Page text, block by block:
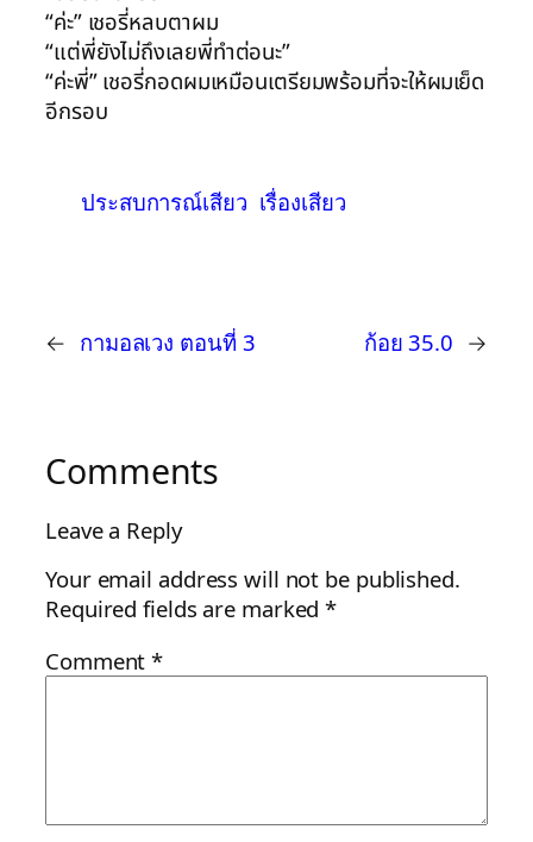
“ค่ะ” เชอรี่หลบตาผม
“แต่พี่ยังไม่ถึงเลยพี่ทำต่อนะ”
“ค่ะพี่” เชอรี่กอดผมเหมือนเตรียมพร้อมที่จะให้ผมเย็ด
อีกรอบ
ประสบการณ์เสียว เรื่องเสียว
← กามอลเวง ตอนที่ 3 ก้อย 35.0 →
Comments
Leave a Reply
Your email address will not be published.
Required fields are marked*
Comment*